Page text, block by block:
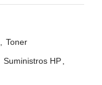
, Toner
Suministros HP,